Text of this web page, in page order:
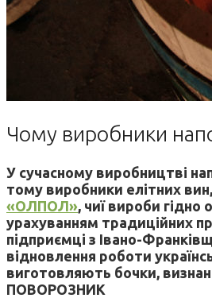
Чому виробники
У сучасному виробництві
тому виробники елітних
«ОЛПОЛ», чиї вироби гідно
урахуванням традиційних
підприємці з Івано-
відновлення роботи
виготовляють бочки,
ПОВОРОЗНИК